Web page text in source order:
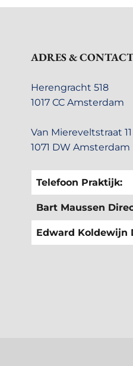
ADRES &
1017 CC Amsterdam
Van
1071 DW Amsterdam
Telefoon Praktijk:
Bart Maussen
Edward Koldewijn